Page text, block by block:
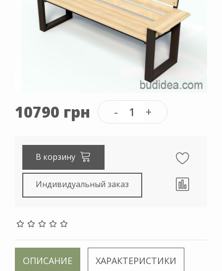
10790 грн
В корзину
Индивидуальный заказ
ОПИСАНИЕ ХАРАКТЕРИСТИКИ